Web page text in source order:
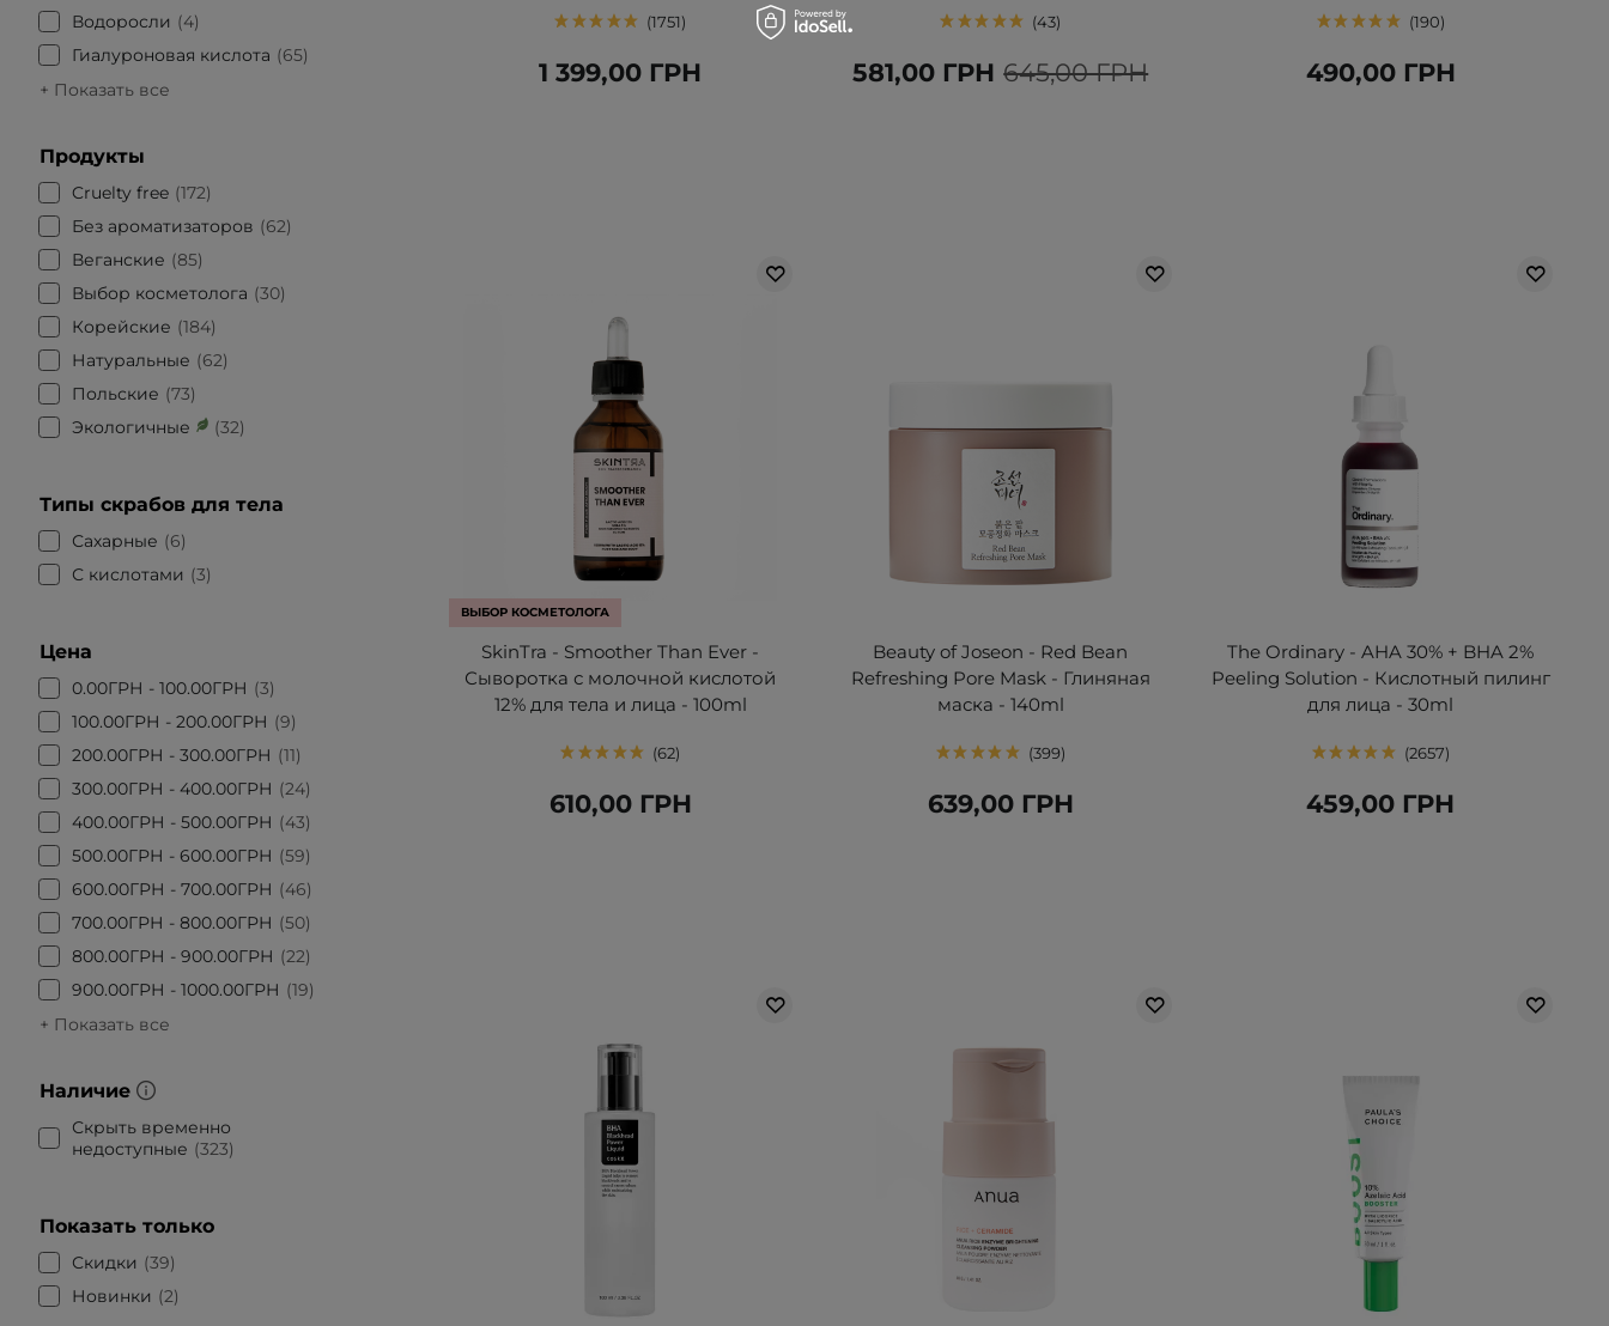
Водоросли
4
Гиалуроновая кислота
65
+ Показать все
Продукты
Cruelty free 172
Без ароматизаторов
62
Веганские
85
Выбор косметолога
30
Корейские
184
Натуральные
62
Польские
73
Экологичные
32
Типы скрабов для тела
Сахарные
6
С кислотами
3
Цена
0.00ГРН - 100.00ГРН
3
100.00ГРН - 200.00ГРН
9
200.00ГРН - 300.00ГРН
11
300.00ГРН - 400.00ГРН
24
400.00ГРН - 500.00ГРН
43
500.00ГРН - 600.00ГРН
59
600.00ГРН - 700.00ГРН
46
700.00ГРН - 800.00ГРН
50
800.00ГРН - 900.00ГРН
22
900.00ГРН - 1000.00ГРН
19
+ Показать все
Наличие
Скрыть временно
недоступные
323
Показать только
Скидки
39
Новинки
2
1751
1 399,00 ГРН
43
645,00 ГРН
581,00 ГРН
190
490,00 ГРН
ВЫБОР КОСМЕТОЛОГА
SkinTra - Smoother Than Ever -
Сыворотка с молочной кислотой
12% для тела и лица - 100ml
62
610,00 ГРН
Beauty of Joseon - Red Bean
Refreshing Pore Mask - Глиняная
маска - 140ml
399
639,00 ГРН
The Ordinary - AHA 30% + BHA 2%
Peeling Solution - Кислотный пилинг
для лица - 30ml
2657
459,00 ГРН